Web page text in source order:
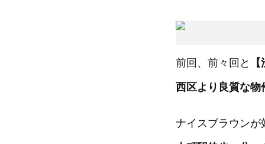
前回、前々回と
西区より良質な物
ナイスブラウンが